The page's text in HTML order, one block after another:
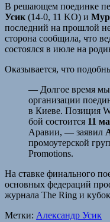
В решающем поединке
Усик (14-0, 11 KO) и
последний на прошлой
сторона сообщила, что
состоялся в июле на
Оказывается, что
— Долгое время мы
организации
в Киеве. Позиция
бой состоится 11
Аравии, — заявил
промоутерской
Promotions.
На ставке финального
основных федераций
журнала The Ring и
Метки: Александр Усик